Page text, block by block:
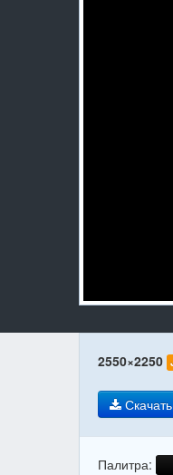
2550×2250
Скачать
Палитра: